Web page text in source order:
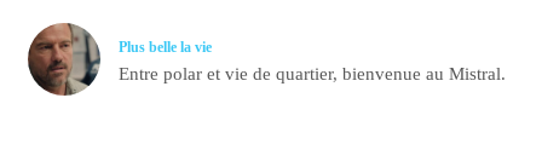
Plus belle la vie
Entre polar et vie de quartier, bienvenue au Mistral.